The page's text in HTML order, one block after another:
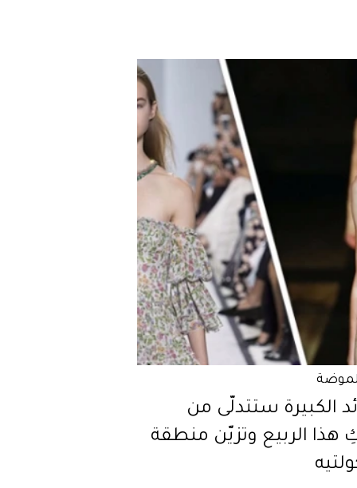
الكبيرة ستتدلّى من
هذا الربيع وتزيّن منطقة